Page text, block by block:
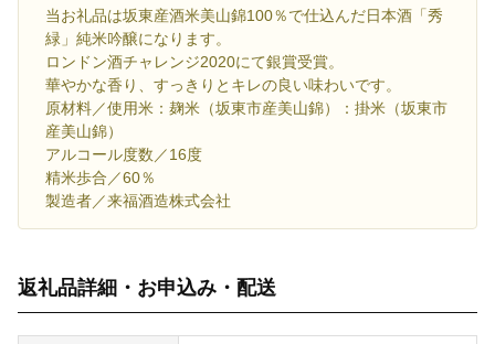
当お礼品は坂東産酒米美山錦100％で仕込んだ日本酒「秀
緑」純米吟醸になります。
ロンドン酒チャレンジ2020にて銀賞受賞。
華やかな香り、すっきりとキレの良い味わいです。
原材料／使用米：麹米（坂東市産美山錦）：掛米（坂東市
産美山錦）
アルコール度数／16度
精米歩合／60％
製造者／来福酒造株式会社
返礼品詳細・お申込み・配送